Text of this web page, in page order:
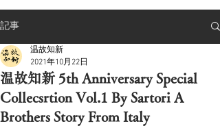
記事
温故知新 5th Anniversary Special
Collecsrtion Vol.1 By Sartori A
Brothers Story From Italy
温故知新
2021年10月22日